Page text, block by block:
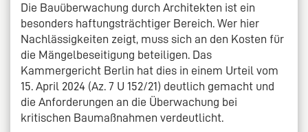
Die Bauüberwachung durch Architekten ist ein
besonders haftungsträchtiger Bereich. Wer hier
Nachlässigkeiten zeigt, muss sich an den Kosten für
die Mängelbeseitigung beteiligen. Das
Kammergericht Berlin hat dies in einem Urteil vom
15. April 2024 (Az. 7 U 152/21) deutlich gemacht und
die Anforderungen an die Überwachung bei
kritischen Baumaßnahmen verdeutlicht.